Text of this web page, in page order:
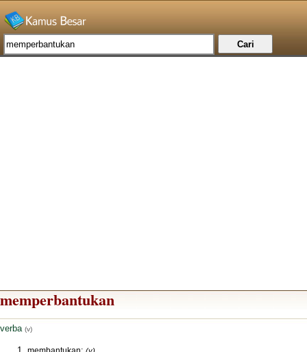
memperbantukan
verba (v)